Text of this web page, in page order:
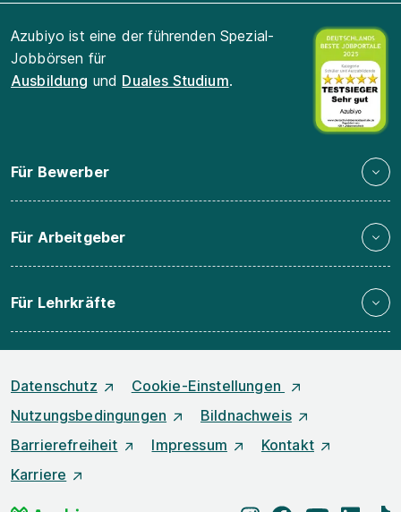
Azubiyo ist eine der führenden Spezial-
Jobbörsen für
Ausbildung und Duales Studium.
Für Bewerber
Für Arbeitgeber
Für Lehrkräfte
Datenschutz
Cookie-Einstellungen
Nutzungsbedingungen
Bildnachweis
Barrierefreiheit
Impressum
Kontakt
Karriere